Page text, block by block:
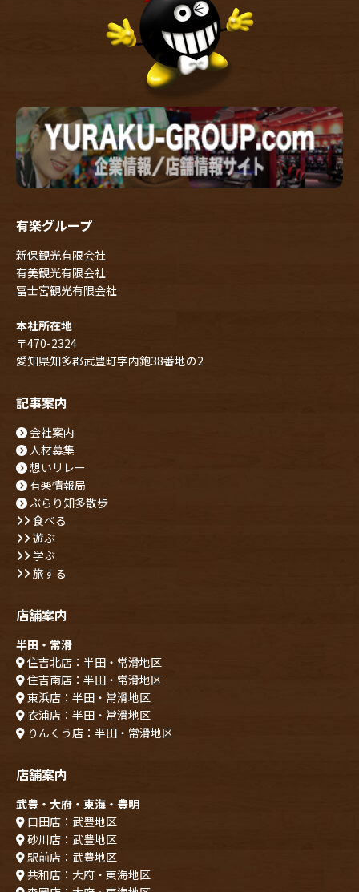
有楽グループ
新保観光有限会社
有美観光有限会社
冨士宮観光有限会社
本社所在地
〒470-2324
愛知県知多郡武豊町字内鉋38番地の2
記事案内
会社案内
人材募集
想いリレー
有楽情報局
ぶらり知多散歩
食べる
遊ぶ
学ぶ
旅する
店舗案内
半田・常滑
住吉北店：半田・常滑地区
住吉南店：半田・常滑地区
東浜店：半田・常滑地区
衣浦店：半田・常滑地区
りんくう店：半田・常滑地区
店舗案内
武豊・大府・東海・豊明
口田店：武豊地区
砂川店：武豊地区
駅前店：武豊地区
共和店：大府・東海地区